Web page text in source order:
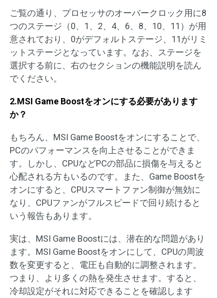
ご覧の通り、プロセッサのオーバークロック用に8
つのステージ（0、1、2、4、6、8、10、11）が用
意されており、0がデフォルトステージ、11がリミ
ットステージとなっています。なお、ステージを
選択する前に、右のセクションの機能説明を読ん
でください。
2.MSI Game Boostをオンにする必要があります
か？
もちろん、MSI Game Boostをオンにすることで、
PCのパフォーマンスを向上させることができま
す。しかし、CPUなどPCの部品に損傷を与えると
心配される方もいるのです。また、Game Boostを
オンにすると、CPUスマートファン制御が無効に
なり、CPUファンがフルスピードで回り続けると
いう報告もあります。
実は、MSI Game Boostには、潜在的な問題があり
ます。MSI Game Boostをオンにして、CPUの周波
数を変更すると、電圧も自動的に調整されます。
つまり、より多くの熱を発生させます。すると、
冷却設定がそれに対応できることを確認します